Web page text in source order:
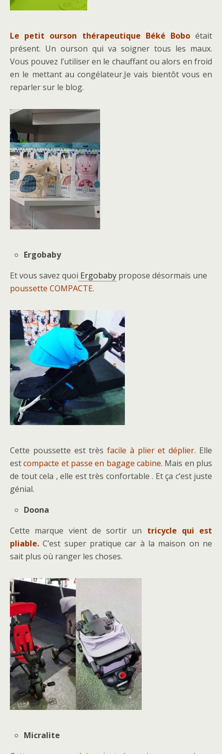
Le petit ourson thérapeutique Béké Boboétait
présent. Un ourson qui va soigner tous les maux.
Vous pouvez l’utiliser en le chauffant ou alors en froid
en le mettant au congélateur.Je vais bientôt vous en
reparler sur le blog.
Ergobaby
Et vous savez quoi Ergobaby propose désormais une
poussette COMPACTE.
Cette poussette est trèsfacile à plier et déplier. Elle
estcompacte et passe en bagage cabine. Mais en plus
de tout cela , elle est très confortable . Et ça c’est juste
génial.
Doona
Cette marque vient de sortir un tricycle qui est
pliable. C’est super pratique car à la maison on ne
sait plus où ranger les choses.
Micralite